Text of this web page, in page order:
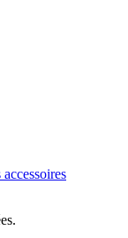
accessoires